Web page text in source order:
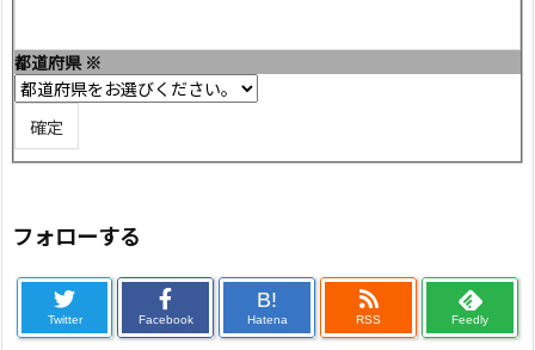
都道府県 ※
フォローする
Twitter Facebook
B!
Hatena RSS Feedly